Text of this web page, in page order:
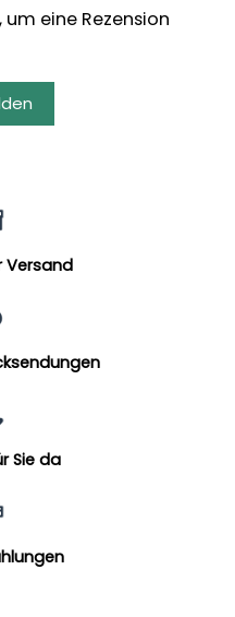
eine Rezension
Versand
Sie da